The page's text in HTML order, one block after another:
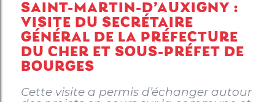
SAINT-MARTIN-D’AUXIGNY :
VISITE DU SECRÉTAIRE
GÉNÉRAL DE LA PRÉFECTURE
DU CHER ET SOUS-PRÉFET DE
BOURGES
Cette visite a permis d’échanger autour